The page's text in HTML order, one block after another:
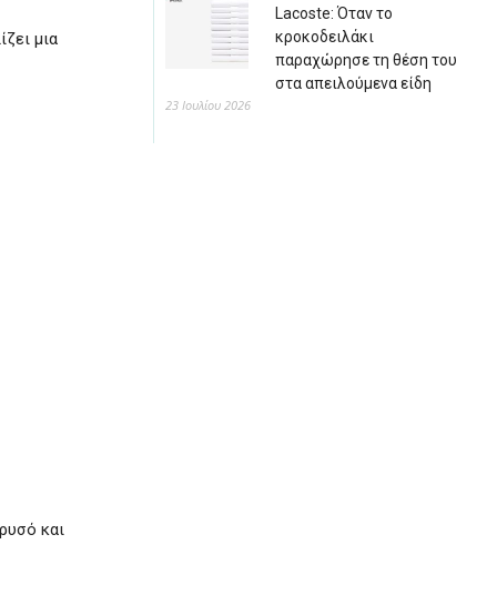
μια
και
Lacoste: Όταν το
κροκοδειλάκι
παραχώρησε τη θέση του
στα απειλούμενα είδη
23 Ιουλίου 2026